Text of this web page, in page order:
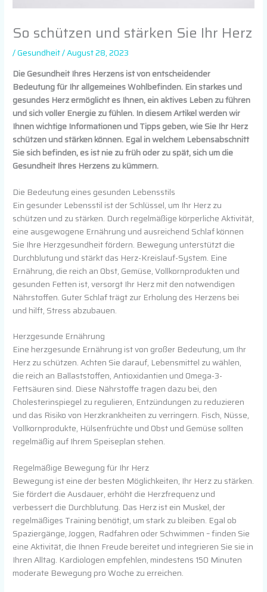
So schützen und stärken Sie Ihr Herz
/Gesundheit/August 28, 2023
Die Gesundheit Ihres Herzens ist von entscheidender
Bedeutung für Ihr allgemeines Wohlbefinden. Ein starkes und
gesundes Herz ermöglicht es Ihnen, ein aktives Leben zu führen
und sich voller Energie zu fühlen. In diesem Artikel werden wir
Ihnen wichtige Informationen und Tipps geben, wie Sie Ihr Herz
schützen und stärken können. Egal in welchem Lebensabschnitt
Sie sich befinden, es ist nie zu früh oder zu spät, sich um die
Gesundheit Ihres Herzens zu kümmern.
Die Bedeutung eines gesunden Lebensstils
Ein gesunder Lebensstil ist der Schlüssel, um Ihr Herz zu
schützen und zu stärken. Durch regelmäßige körperliche Aktivität,
eine ausgewogene Ernährung und ausreichend Schlaf können
Sie Ihre Herzgesundheit fördern. Bewegung unterstützt die
Durchblutung und stärkt das Herz-Kreislauf-System. Eine
Ernährung, die reich an Obst, Gemüse, Vollkornprodukten und
gesunden Fetten ist, versorgt Ihr Herz mit den notwendigen
Nährstoffen. Guter Schlaf trägt zur Erholung des Herzens bei
und hilft, Stress abzubauen.
Herzgesunde Ernährung
Eine herzgesunde Ernährung ist von großer Bedeutung, um Ihr
Herz zu schützen. Achten Sie darauf, Lebensmittel zu wählen,
die reich an Ballaststoffen, Antioxidantien und Omega-3-
Fettsäuren sind. Diese Nährstoffe tragen dazu bei, den
Cholesterinspiegel zu regulieren, Entzündungen zu reduzieren
und das Risiko von Herzkrankheiten zu verringern. Fisch, Nüsse,
Vollkornprodukte, Hülsenfrüchte und Obst und Gemüse sollten
regelmäßig auf Ihrem Speiseplan stehen.
Regelmäßige Bewegung für Ihr Herz
Bewegung ist eine der besten Möglichkeiten, Ihr Herz zu stärken.
Sie fördert die Ausdauer, erhöht die Herzfrequenz und
verbessert die Durchblutung. Das Herz ist ein Muskel, der
regelmäßiges Training benötigt, um stark zu bleiben. Egal ob
Spaziergänge, Joggen, Radfahren oder Schwimmen – finden Sie
eine Aktivität, die Ihnen Freude bereitet und integrieren Sie sie in
Ihren Alltag. Kardiologen empfehlen, mindestens 150 Minuten
moderate Bewegung pro Woche zu erreichen.